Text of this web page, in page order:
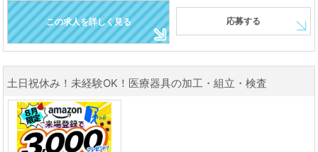
この求人を詳しく見る 応募する
土日祝休み！未経験OK！医療器具の加工・組立・検査